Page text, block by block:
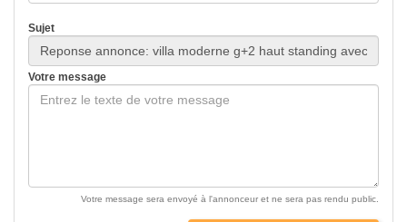
Sujet
Votre message
Votre message sera envoyé à l'annonceur et ne sera pas rendu public.